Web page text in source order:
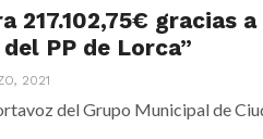
217.102,75€ gracias
PP de Lorca”
2021
del Grupo Municipal de